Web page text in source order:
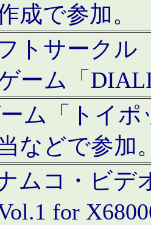
成で参加。
トサークル
ーム「
ム「トイ
などで参加
ムコ・ビデ
for